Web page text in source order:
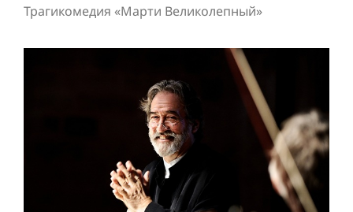
Трагикомедия «Марти Великолепный»